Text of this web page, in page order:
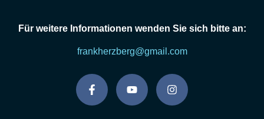
Für weitere Informationen wenden Sie sich bitte an:
frankherzberg@gmail.com